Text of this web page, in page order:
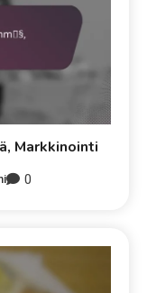
Markkinointi
0